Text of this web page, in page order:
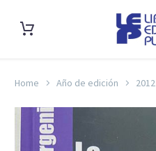
Home Año de edición 2012